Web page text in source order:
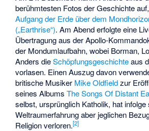
berühmtesten Fotos der Geschichte
Aufgang der Erde über dem
(„Earthrise“). Am Abend erfolgte eine
Übertragung aus der Apollo-
der Mondumlaufbahn, wobei Borman,
Anders dieSchöpfungsgeschichteaus
vorlasen. Einen Auszug davon
britische Musiker Mike Oldfieldzur
seines AlbumsThe Songs Of Distant
selbst, ursprünglich Katholik, hat infolge
Weltraumerfahrung aber jeglichen
Religion verloren.[2]